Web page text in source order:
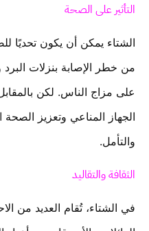
التأثير على الصحة
الشتاء يمكن أن يكون تحديًا
من خطر الإصابة بنزلات البرد
على مزاج الناس. لكن
الجهاز المناعي وتعزيز
والتأمل.
الثقافة والتقاليد
في الشتاء، تُقام العديد من